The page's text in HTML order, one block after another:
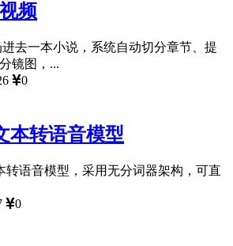
频
去一本小说，系统自动切分章节、提
镜图，...
0
本转语音模型
转语音模型，采用无分词器架构，可直
0